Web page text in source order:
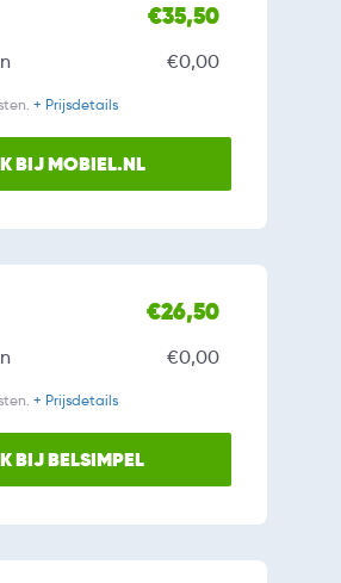
€35,50
€0,00
+ Prijsdetails
BIJ MOBIEL.NL
€26,50
€0,00
+ Prijsdetails
BIJ BELSIMPEL